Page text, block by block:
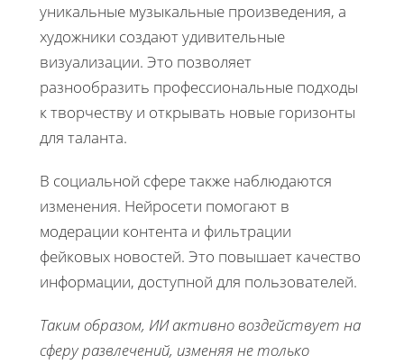
уникальные музыкальные произведения, а
художники создают удивительные
визуализации. Это позволяет
разнообразить профессиональные подходы
к творчеству и открывать новые горизонты
для таланта.
В социальной сфере также наблюдаются
изменения. Нейросети помогают в
модерации контента и фильтрации
фейковых новостей. Это повышает качество
информации, доступной для пользователей.
Таким образом, ИИ активно воздействует на
сферу развлечений, изменяя не только